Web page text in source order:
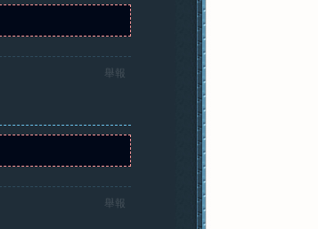
舉報
舉報